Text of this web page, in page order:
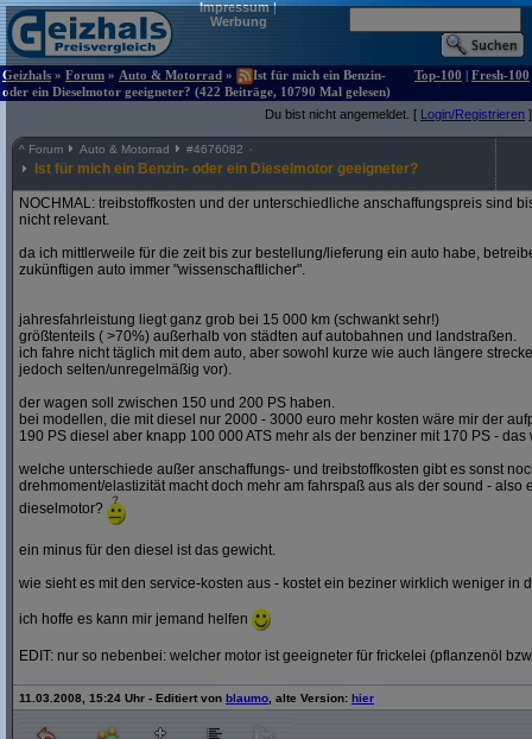
Impressum|
Werbung
Geizhals » Forum » Auto & Motorrad »
Ist für mich ein Benzin-
oder ein Dieselmotor geeigneter? (422 Beiträge, 10790 Mal gelesen)
Top-100 | Fresh-100
Du bist nicht angemeldet. [ Login/Registrieren ]
^ Forum Auto & Motorrad #4676082
Ist für mich ein Benzin- oder ein Dieselmotor geeigneter?
NOCHMAL: treibstoffkosten und der unterschiedliche anschaffungspreis sind
nicht relevant.
da ich mittlerweile für die zeit bis zur bestellung/lieferung ein auto habe,
zukünftigen auto immer "wissenschaftlicher".
jahresfahrleistung liegt ganz grob bei 15 000 km (schwankt sehr!)
größtenteils ( >70%) außerhalb von städten auf autobahnen und landstraßen.
ich fahre nicht täglich mit dem auto, aber sowohl kurze wie auch längere
jedoch selten/unregelmäßig vor).
der wagen soll zwischen 150 und 200 PS haben.
bei modellen, die mit diesel nur 2000 - 3000 euro mehr kosten wäre mir der
190 PS diesel aber knapp 100 000 ATS mehr als der benziner mit 170 PS - das
welche unterschiede außer anschaffungs- und treibstoffkosten gibt es sonst
drehmoment/elastizität macht doch mehr am fahrspaß aus als der sound - also
dieselmotor?
ein minus für den diesel ist das gewicht.
wie sieht es mit den service-kosten aus - kostet ein beziner wirklich weniger in
ich hoffe es kann mir jemand helfen
EDIT: nur so nebenbei: welcher motor ist geeigneter für frickelei (pflanzenöl
11.03.2008, 15:24 Uhr - Editiert von blaumo , alte Version: hier